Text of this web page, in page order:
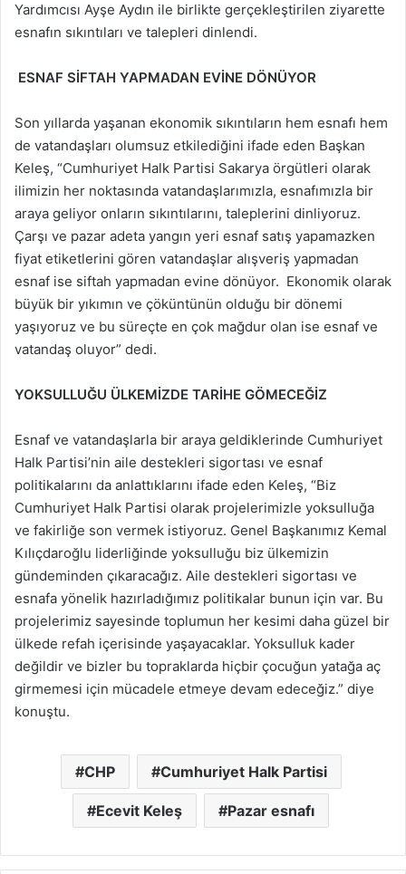
Yardımcısı Ayşe Aydın ile birlikte gerçekleştirilen ziyarette
esnafın sıkıntıları ve talepleri dinlendi.
ESNAF SİFTAH YAPMADAN EVİNE DÖNÜYOR
Son yıllarda yaşanan ekonomik sıkıntıların hem esnafı hem
de vatandaşları olumsuz etkilediğini ifade eden Başkan
Keleş, “Cumhuriyet Halk Partisi Sakarya örgütleri olarak
ilimizin her noktasında vatandaşlarımızla, esnafımızla bir
araya geliyor onların sıkıntılarını, taleplerini dinliyoruz.
Çarşı ve pazar adeta yangın yeri esnaf satış yapamazken
fiyat etiketlerini gören vatandaşlar alışveriş yapmadan
esnaf ise siftah yapmadan evine dönüyor. Ekonomik olarak
büyük bir yıkımın ve çöküntünün olduğu bir dönemi
yaşıyoruz ve bu süreçte en çok mağdur olan ise esnaf ve
vatandaş oluyor” dedi.
YOKSULLUĞU ÜLKEMİZDE TARİHE GÖMECEĞİZ
Esnaf ve vatandaşlarla bir araya geldiklerinde Cumhuriyet
Halk Partisi’nin aile destekleri sigortası ve esnaf
politikalarını da anlattıklarını ifade eden Keleş, “Biz
Cumhuriyet Halk Partisi olarak projelerimizle yoksulluğa
ve fakirliğe son vermek istiyoruz. Genel Başkanımız Kemal
Kılıçdaroğlu liderliğinde yoksulluğu biz ülkemizin
gündeminden çıkaracağız. Aile destekleri sigortası ve
esnafa yönelik hazırladığımız politikalar bunun için var. Bu
projelerimiz sayesinde toplumun her kesimi daha güzel bir
ülkede refah içerisinde yaşayacaklar. Yoksulluk kader
değildir ve bizler bu topraklarda hiçbir çocuğun yatağa aç
girmemesi için mücadele etmeye devam edeceğiz.” diye
konuştu.
CHP Cumhuriyet Halk Partisi
Ecevit Keleş Pazar esnafı